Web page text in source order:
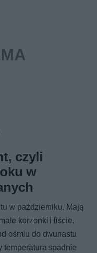
czyli
w
w październiku. Mają
korzonki i liście.
ośmiu do dwunastu
temperatura spadnie